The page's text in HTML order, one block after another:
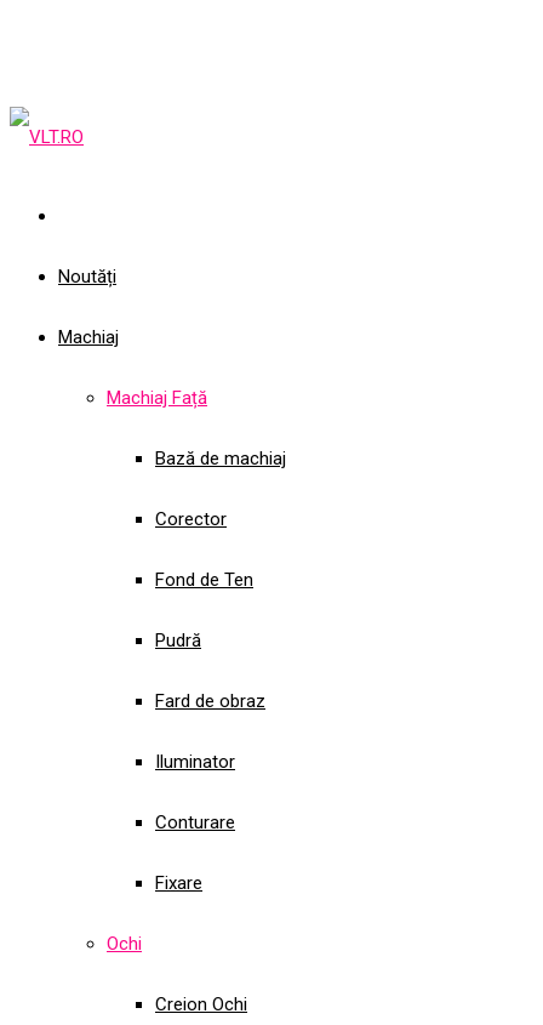
Noutăți
Machiaj
Machiaj Față
Bază de machiaj
Corector
Fond de Ten
Pudră
Fard de obraz
Iluminator
Conturare
Fixare
Ochi
Creion Ochi